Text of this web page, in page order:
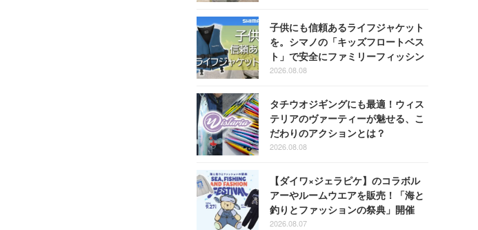
子供にも信頼あるライフジャケット
を。シマノの「キッズフロートベス
ト」で安全にファミリーフィッシン
グを楽しもう！
2026.08.08
タチウオジギングにも最適！ウィス
テリアのヴァーティーが魅せる、こ
だわりのアクションとは？
2026.08.08
【ダイワ×ジェラピケ】のコラボル
アーやルームウエアを販売！「海と
釣りとファッションの祭典」開催
2026.08.07